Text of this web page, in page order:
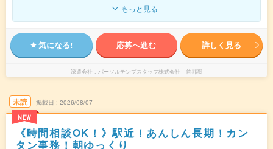
もっと見る
気になる! 応募へ進む 詳しく見る
派遣会社 パーソルテンプスタッフ株式会社 首都圏
未読
NEW
掲載日 2026/08/07
《時間相談OK！》駅近！あんしん長期！カン
タン事務！朝ゆっくり